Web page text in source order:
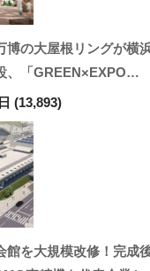
博の大屋根リングが横
、「GREEN×EXPO…
(13,893)
館を大規模改修！完成